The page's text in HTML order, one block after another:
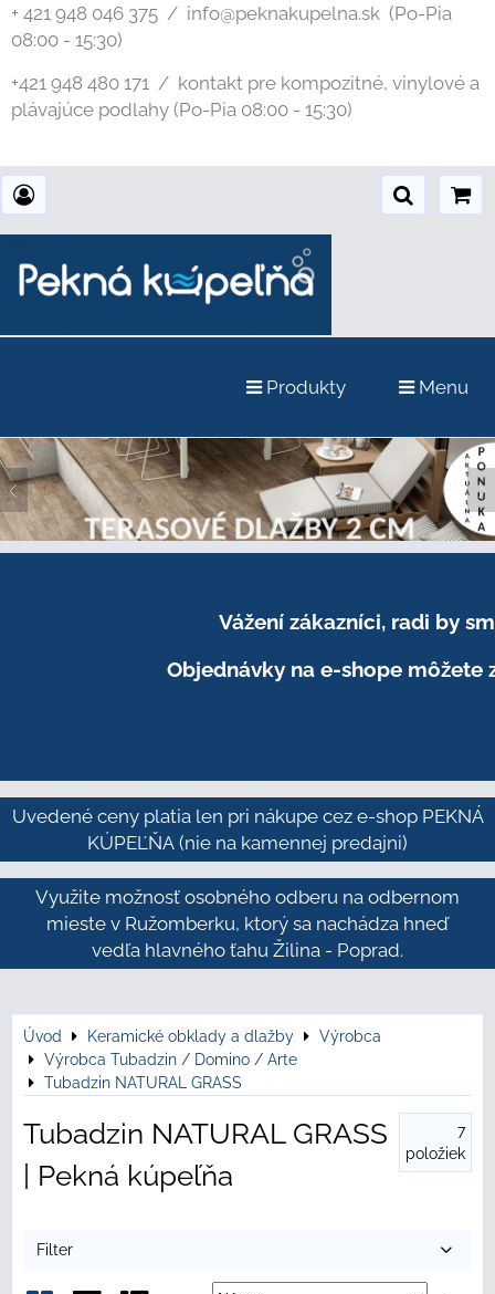
+ 421 948 046 375 / info@peknakupelna.sk (Po-Pia
08:00 - 15:30)
+421 948 480 171 / kontakt pre kompozitné, vinylové a
plávajúce podlahy (Po-Pia 08:00 - 15:30)
Produkty Menu
Vážení zákazníci, radi by
Objednávky na e-shope môžete
Uvedené ceny platia len pri nákupe cez e-shop PEKNÁ
KÚPEĽŇA (nie na kamennej predajni)
Využite možnosť osobného odberu na odbernom
mieste v Ružomberku, ktorý sa nachádza hneď
vedľa hlavného ťahu Žilina - Poprad.
Úvod Keramické obklady a dlažby
Výrobca
Výrobca Tubadzin / Domino / Arte
Tubadzin NATURAL GRASS
Tubadzin NATURAL GRASS
| Pekná kúpeľňa
7
položiek
Filter